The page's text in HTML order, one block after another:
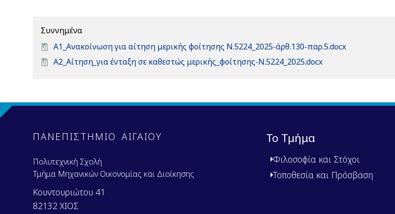
Συννημένα
D
o
e
t
Α1_Ανακοίνωση για αίτηση μερικής φοίτησης Ν.5224_2025-άρθ.130-παρ.5.docx
D
n
Α2_Αίτηση_για ένταξη σε καθεστώς μερικής_φοίτησης-Ν.5224_2025.docx
ΠΑΝΕΠΙΣΤΗΜΙΟ ΑΙΓΑΙΟΥ
Πολυτεχνική Σχολή
Τμήμα Μηχανικών Οικονομίας και Διοίκησης
Κουντουριώτου 41
82132 ΧΙΟΣ
Το Τμήμα
Φιλοσοφία και Στόχοι
Τοποθεσία και Πρόσβαση